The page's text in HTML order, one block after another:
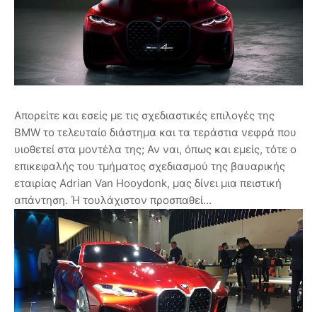
Απορείτε και εσείς με τις σχεδιαστικές επιλογές της
BMW το τελευταίο διάστημα και τα τεράστια νεφρά που
υιοθετεί στα μοντέλα της; Αν ναι, όπως και εμείς, τότε ο
επικεφαλής του τμήματος σχεδιασμού της βαυαρικής
εταιρίας Adrian Van Hooydonk, μας δίνει μια πειστική
απάντηση. Ή τουλάχιστον προσπαθεί...